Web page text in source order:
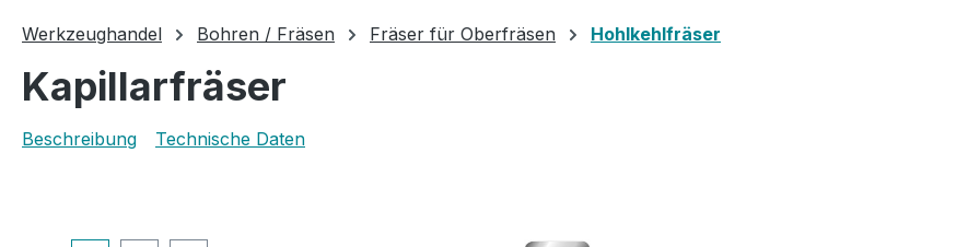
Werkzeughandel Bohren / Fräsen Fräser für Oberfräsen Hohlkehlfräser
Kapillarfräser
Beschreibung Technische Daten